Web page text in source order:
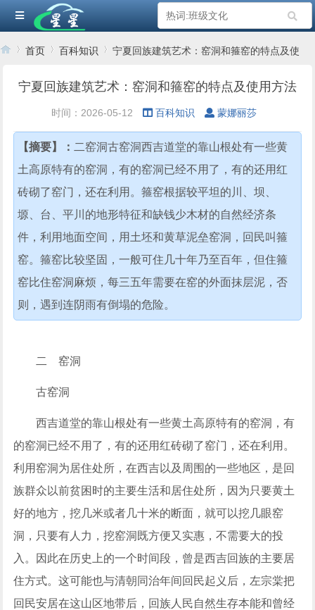
首页 百科知识
›
宁夏回族建筑艺术：窑洞和箍窑的特点及使
宁夏回族建筑艺术：窑洞和箍窑的特点及使用方法
时间：2026-05-12 百科知识 蒙娜丽莎
【摘要】： 二窑洞古窑洞西吉道堂的靠山根处有一些黄
土高原特有的窑洞，有的窑洞已经不用了，有的还用红
砖砌了窑门，还在利用。箍窑根据较平坦的川、坝、
塬、台、平川的地形特征和缺钱少木材的自然经济条
件，利用地面空间，用土坯和黄草泥垒窑洞，回民叫箍
窑。箍窑比较坚固，一般可住几十年乃至百年，但住箍
窑比住窑洞麻烦，每三五年需要在窑的外面抹层泥，否
则，遇到连阴雨有倒塌的危险。
二 窑洞
古窑洞
西吉道堂的靠山根处有一些黄土高原特有的窑洞，有
的窑洞已经不用了，有的还用红砖砌了窑门，还在利用。
利用窑洞为居住处所，在西吉以及周围的一些地区，是回
族群众以前贫困时的主要生活和居住处所，因为只要黄土
好的地方，挖几米或者几十米的断面，就可以挖几眼窑
洞，只要有人力，挖窑洞既方便又实惠，不需要大的投
入。因此在历史上的一个时间段，曾是西吉回族的主要居
住方式。这可能也与清朝同治年间回民起义后，左宗棠把
回民安居在这山区地带后，回族人民自然生存本能和曾经